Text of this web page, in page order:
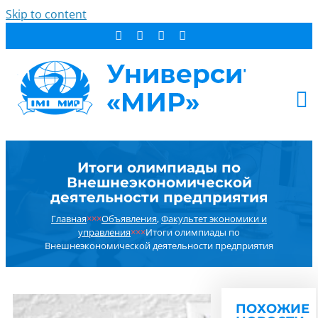
Skip to content
ДОПОБРАЗОВАНИЕ
ОБ УНИВЕРСИТЕТЕ
РЕЗУЛЬТАТ ПОИСКА:
Итоги олимпиады по
Внешнеэкономической
деятельности предприятия
Главная×××Объявления,Факультет экономики и
управления×××Итоги олимпиады по
Внешнеэкономической деятельности предприятия
ПОХОЖИЕ